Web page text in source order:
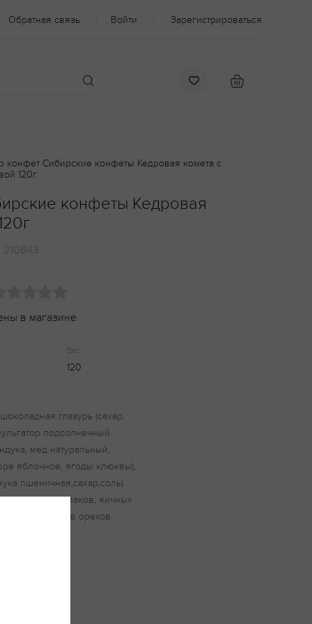
Обратная связь Войти Зарегистрироваться
конфет Сибирские конфеты Кедровая комета с
120г
конфеты Кедровая
210843
в магазине
Вес
120
глазурь (сахар,
подсолнечный
мед натуральный,
яблочное, ягоды клюквы),
пшеничная,сахар,соль).
кунжута, злаков, яичных
и других видов орехов.